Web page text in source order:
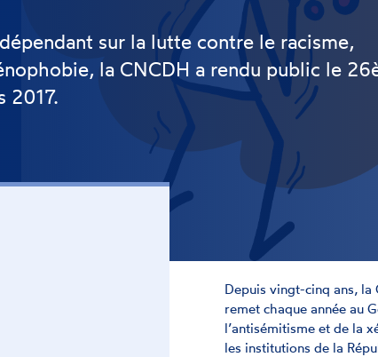
sur la lutte contre le racisme,
la CNCDH a rendu public le
2017.
Depuis vingt-cinq ans, la
remet chaque année au
l’antisémitisme et de la
les institutions de la